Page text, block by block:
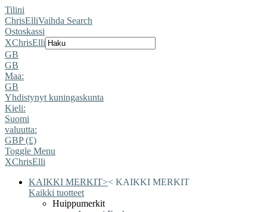
Tilini
ChrisElliVaihda Search
Ostoskassi
XChrisElli
GB
GB
Maa:
GB
Yhdistynyt kuningaskunta
Kieli:
Suomi
valuutta:
GBP (£)
Toggle Menu
XChrisElli
KAIKKI MERKIT>< KAIKKI MERKIT
Kaikki tuotteet
Huippumerkit